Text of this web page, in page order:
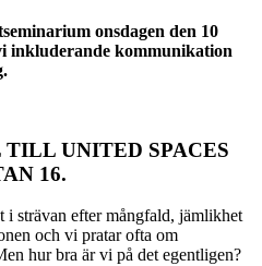
onsdagen den 10
inkluderande kommunikation
UNITED SPACES
16.
i strävan efter mångfald, jämlikhet
och vi pratar ofta om
hur bra är vi på det egentligen?